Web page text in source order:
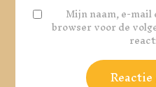
Mijn naam, e-mail
browser voor de